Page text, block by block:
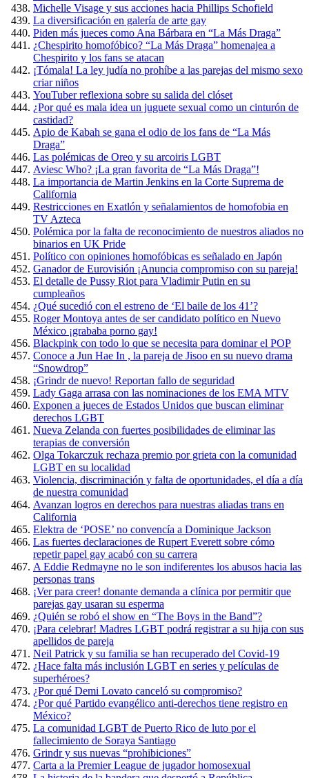
Michelle Visage y sus acciones hacia Phillips Schofield
La diversificación en galería de arte gay
Piden más jueces como Ana Bárbara en “La Más Draga”
¿Chespirito homofóbico? “La Más Draga” homenajea a
Chespirito y los fans se atacan
¡Tómala! La ley judía no prohíbe a las parejas del mismo sexo
criar niños
YouTuber reflexiona sobre su salida del clóset
¿Por qué es mala idea un juguete sexual como un cinturón de
castidad?
Apio de Kabah se gana el odio de los fans de “La Más
Draga”
Las polémicas de Oreo y su arcoiris LGBT
Aviesc Who? ¡La gran favorita de “La Más Draga”!
La importancia de Martin Jenkins en la Corte Suprema de
California
Restricciones en Exatlón y señalamientos de homofobia en
TV Azteca
Polémica por la falta de reconocimiento de nuestros aliados no
binarios en UK Pride
Político con opiniones homofóbicas es señalado en Japón
Ganador de Eurovisión ¡Anuncia compromiso con su pareja!
El detalle de Pussy Riot para Vladimir Putin en su
cumpleaños
¿Qué sucedió con el estreno de ‘El baile de los 41’?
Roger Montoya antes de ser candidato político en Nuevo
México ¡grababa porno gay!
Blackpink con todo lo que se necesita para dominar el POP
Conoce a Jun Hae In , la pareja de Jisoo en su nuevo drama
“Snowdrop”
¡Grindr de nuevo! Reportan fallo de seguridad
Lady Gaga arrasa con las nominaciones de los EMA MTV
Exponen a jueces de Estados Unidos que buscan eliminar
derechos LGBT
Nueva Zelanda con fuertes posibilidades de eliminar las
terapias de conversión
Olga Tokarczuk rechaza premio por grieta con la comunidad
LGBT en su localidad
Violencia, discriminación y falta de oportunidades, el día a día
de nuestra comunidad
Avanzan logros en derechos para nuestras aliadas trans en
California
Elektra de ‘POSE’ no convencía a Dominique Jackson
Las fuertes declaraciones de Rupert Everett sobre cómo
repetir papel gay acabó con su carrera
A Eddie Redmayne no le son indiferentes los abusos hacia las
personas trans
¡Ver para creer! donante demanda a clínica por permitir que
parejas gay usaran su esperma
¿Quién se robó el show en “The Boys in the Band”?
¡Para celebrar! Madres LGBT podrá registrar a su hija con sus
apellidos de pareja
Neil Patrick y su familia se han recuperado del Covid-19
¿Hace falta más inclusión LGBT en series y películas de
superhéroes?
¿Por qué Demi Lovato canceló su compromiso?
¿Por qué Partido evangélico anti-derechos tiene registro en
México?
La comunidad LGBT de Puerto Rico de luto por el
fallecimiento de Soraya Santiago
Grindr y sus nuevas “prohibiciones”
Carta a la Premier League de jugador homosexual